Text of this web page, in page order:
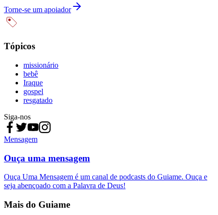
Torne-se um apoiador
Tópicos
missionário
bebê
Iraque
gospel
resgatado
Siga-nos
Mensagem
Ouça uma mensagem
Ouça Uma Mensagem é um canal de podcasts do Guiame. Ouça e
seja abençoado com a Palavra de Deus!
Mais do Guiame